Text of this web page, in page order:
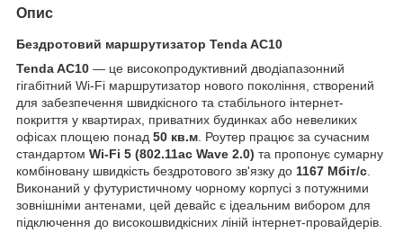
Опис
Бездротовий маршрутизатор Tenda AC10
Tenda AC10 — це високопродуктивний дводіапазонний
гігабітний Wi-Fi маршрутизатор нового покоління, створений
для забезпечення швидкісного та стабільного інтернет-
покриття у квартирах, приватних будинках або невеликих
офісах площею понад 50 кв.м . Роутер працює за сучасним
стандартом Wi-Fi 5 (802.11ac Wave 2.0) та пропонує сумарну
комбіновану швидкість бездротового зв'язку до 1167 Мбіт/с
Виконаний у футуристичному чорному корпусі з потужними
зовнішніми антенами, цей девайс є ідеальним вибором для
підключення до високошвидкісних ліній інтернет-провайдерів.